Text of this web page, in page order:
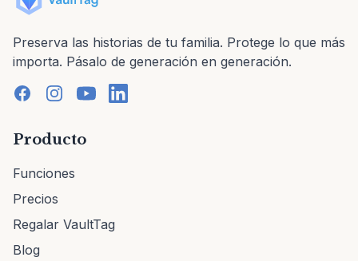
Preserva las historias de tu familia. Protege lo que más
importa. Pásalo de generación en generación.
Producto
Funciones
Precios
Regalar VaultTag
Blog